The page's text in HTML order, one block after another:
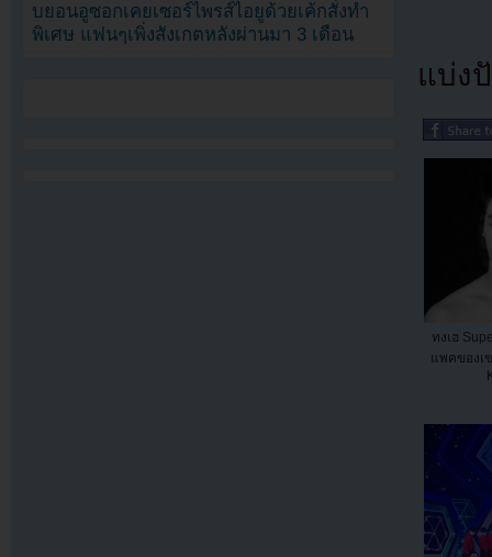
แบ่ง
ทงเฮ
แพคของเ
บยอนอูซอกเคยเซอร์ไพรส์ไอยูด้วยเค้กสั่งทำ
พิเศษ แฟนๆเพิ่งสังเกตหลังผ่านมา 3 เดือน